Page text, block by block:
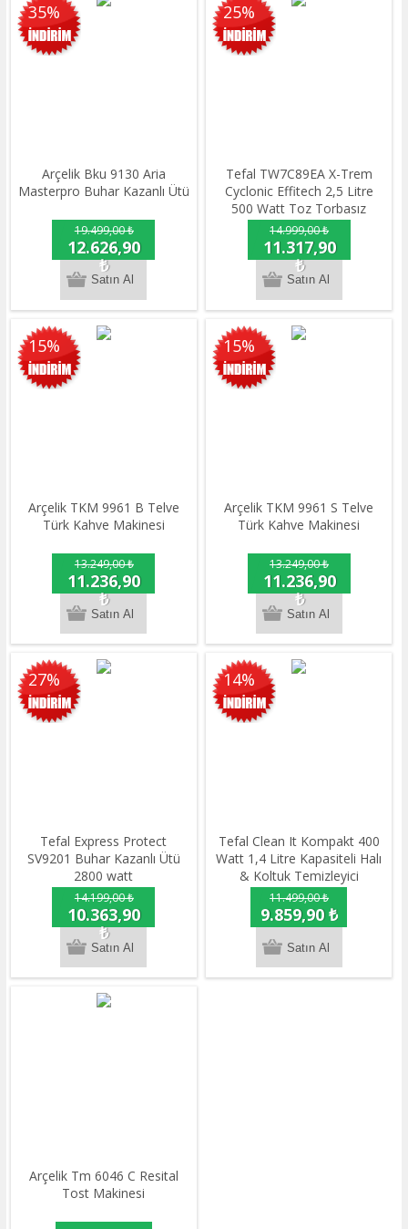
35%
Arçelik Bku 9130 Aria
Masterpro Buhar Kazanlı Ütü
19.499,00 ₺
12.626,90
₺
25%
Tefal TW7C89EA X-Trem
Cyclonic Effitech 2,5 Litre
500 Watt Toz Torbasız
Elektrikli Süpürge
Siyah&Bronz
14.999,00 ₺
11.317,90
₺
15%
Arçelik TKM 9961 B Telve
Türk Kahve Makinesi
13.249,00 ₺
11.236,90
₺
15%
Arçelik TKM 9961 S Telve
Türk Kahve Makinesi
13.249,00 ₺
11.236,90
₺
27%
Tefal Express Protect
SV9201 Buhar Kazanlı Ütü
2800 watt
14.199,00 ₺
10.363,90
₺
14%
Tefal Clean It Kompakt 400
Watt 1,4 Litre Kapasiteli Halı
& Koltuk Temizleyici
11.499,00 ₺
9.859,90 ₺
Arçelik Tm 6046 C Resital
Tost Makinesi